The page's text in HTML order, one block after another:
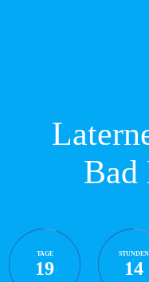
Bad
TAGE
19
STUNDEN
14